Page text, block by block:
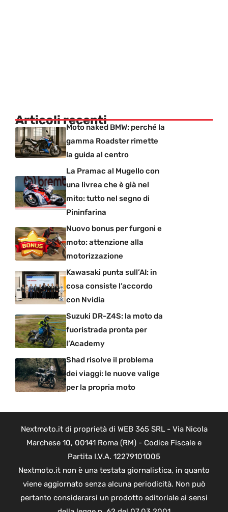
Articoli recentiMoto naked BMW: perché la
gamma Roadster rimette
la guida al centro
La Pramac al Mugello con
una livrea che è già nel
mito: tutto nel segno di
Pininfarina
Nuovo bonus per furgoni e
moto: attenzione alla
motorizzazione
Kawasaki punta sull’AI: in
cosa consiste l’accordo
con Nvidia
Suzuki DR-Z4S: la moto da
fuoristrada pronta per
l’Academy
Shad risolve il problema
dei viaggi: le nuove valige
per la propria moto
Nextmoto.it di proprietà di WEB 365 SRL - Via Nicola
Marchese 10, 00141 Roma (RM) - Codice Fiscale e
Partita I.V.A. 12279101005
Nextmoto.it non è una testata giornalistica, in quanto
viene aggiornato senza alcuna periodicità. Non può
pertanto considerarsi un prodotto editoriale ai sensi